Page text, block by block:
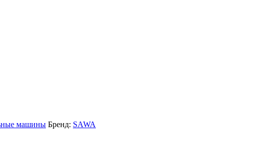
машины Бренд: SAWA